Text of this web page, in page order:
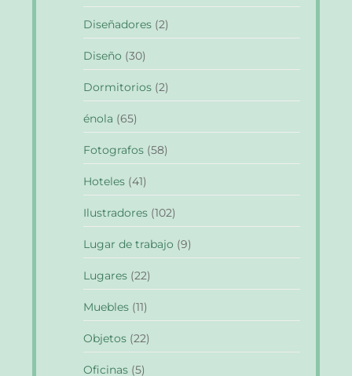
Diseñadores (2)
Diseño (30)
Dormitorios (2)
énola (65)
Fotografos (58)
Hoteles (41)
Ilustradores (102)
Lugar de trabajo (9)
Lugares (22)
Muebles (11)
Objetos (22)
Oficinas (5)